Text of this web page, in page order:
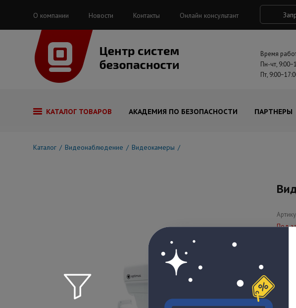
О компании Новости Контакты Онлайн консультант
Время
Пн-чт,
Пт,
КАТАЛОГ ТОВАРОВ АКАДЕМИЯ ПО БЕЗОПАСНОСТИ ПАРТНЕРЫ
Каталог Видеонаблюдение Видеокамеры
Под